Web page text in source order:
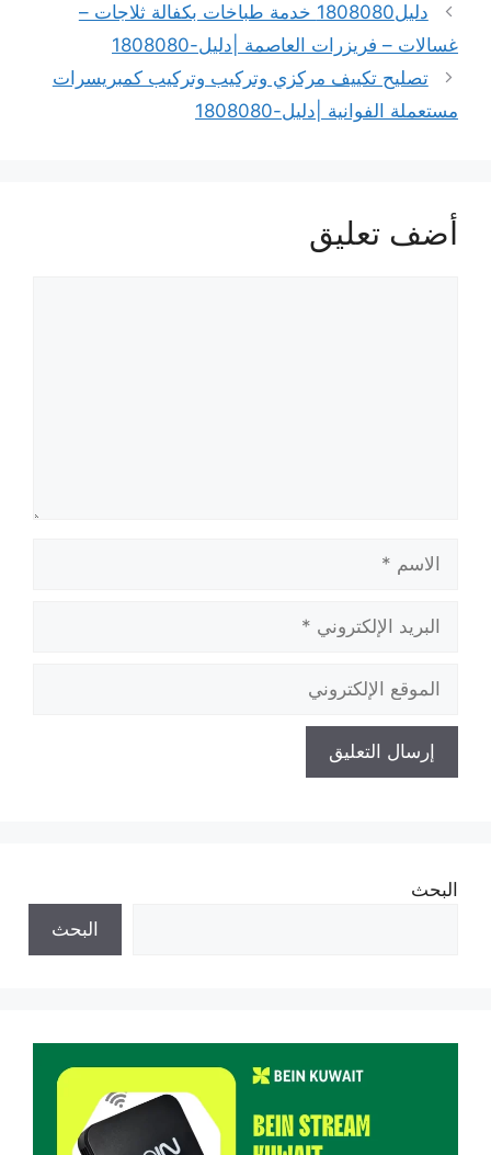
دليل1808080 خدمة طباخات بكفالة ثلاجات –
غسالات – فريزرات العاصمة |دليل-1808080
تصليح تكييف مركزي وتركيب وتركيب كمبريسرات
مستعملة الفوانية |دليل-1808080
أضف تعليق
الاسم
البريد
الإلكتروني
الموقع
الإلكتروني
البحث
البحث